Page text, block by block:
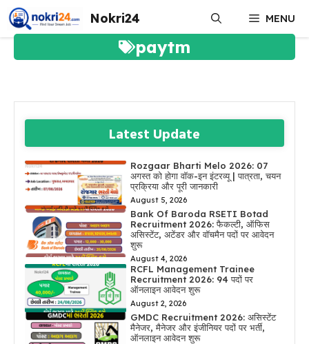
Skip
to
content
Nokri24 MENU
paytm
Latest Update
Rozgaar Bharti Melo 2026: 07
अगस्त को होगा वॉक-इन इंटरव्यू | पात्रता, चयन
प्रक्रिया और पूरी जानकारी
August 5, 2026
Bank Of Baroda RSETI Botad
Recruitment 2026: फैकल्टी, ऑफिस
असिस्टेंट, अटेंडर और वॉचमैन पदों पर आवेदन
शुरू
August 4, 2026
RCFL Management Trainee
Recruitment 2026: 94 पदों पर
ऑनलाइन आवेदन शुरू
August 2, 2026
GMDC Recruitment 2026: असिस्टेंट
मैनेजर, मैनेजर और इंजीनियर पदों पर भर्ती,
ऑनलाइन आवेदन शुरू